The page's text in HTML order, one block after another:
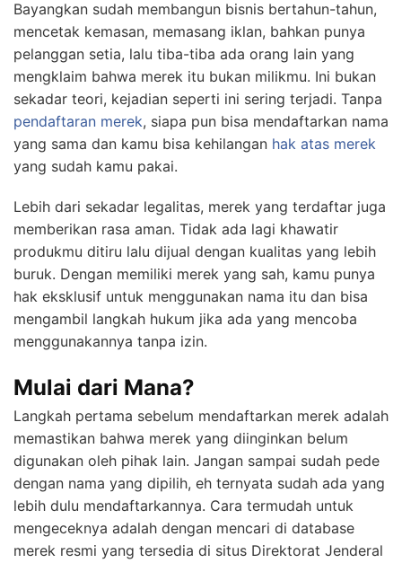
Bayangkan sudah membangun bisnis bertahun-tahun,
mencetak kemasan, memasang iklan, bahkan punya
pelanggan setia, lalu tiba-tiba ada orang lain yang
mengklaim bahwa merek itu bukan milikmu. Ini bukan
sekadar teori, kejadian seperti ini sering terjadi. Tanpa
pendaftaran merek, siapa pun bisa mendaftarkan nama
yang sama dan kamu bisa kehilangan hak atas merek
yang sudah kamu pakai.
Lebih dari sekadar legalitas, merek yang terdaftar juga
memberikan rasa aman. Tidak ada lagi khawatir
produkmu ditiru lalu dijual dengan kualitas yang lebih
buruk. Dengan memiliki merek yang sah, kamu punya
hak eksklusif untuk menggunakan nama itu dan bisa
mengambil langkah hukum jika ada yang mencoba
menggunakannya tanpa izin.
Mulai dari Mana?
Langkah pertama sebelum mendaftarkan merek adalah
memastikan bahwa merek yang diinginkan belum
digunakan oleh pihak lain. Jangan sampai sudah pede
dengan nama yang dipilih, eh ternyata sudah ada yang
lebih dulu mendaftarkannya. Cara termudah untuk
mengeceknya adalah dengan mencari di database
merek resmi yang tersedia di situs Direktorat Jenderal